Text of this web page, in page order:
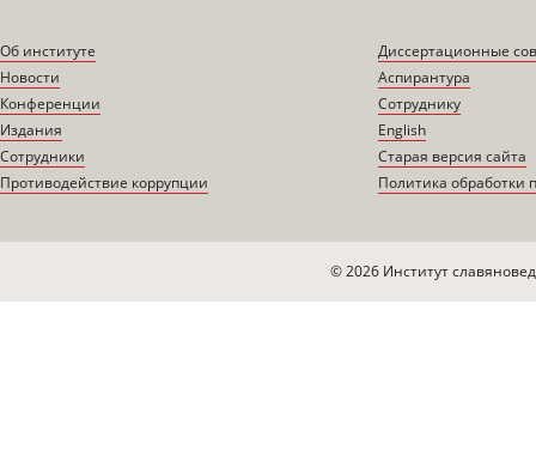
Об институте
Новости
Конференции
Издания
Сотрудники
Противодействие коррупции
Диссертационные
Аспирантура
Сотруднику
English
Старая версия сайта
Политика обработки
© 2026 Институт